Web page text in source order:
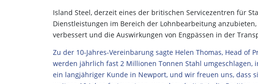
Island Steel, derzeit eines der britischen Servicezentren für
Dienstleistungen im Bereich der Lohnbearbeitung
verbessert und die Auswirkungen von Engpässen in der
Zu der 10-Jahres-Vereinbarung sagte Helen Thomas, Head of
werden jährlich fast 2 Millionen Tonnen Stahl umgeschlagen,
ein langjähriger Kunde in Newport, und wir freuen uns, dass